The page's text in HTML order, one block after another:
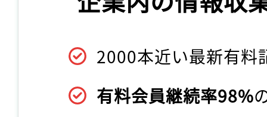
2000本近い最新有料
有料会員継続率98%